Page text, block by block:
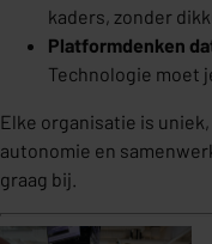
kaders, zonder
Platformdenken
Technologie moet
Elke organisatie is
autonomie en
graag bij.